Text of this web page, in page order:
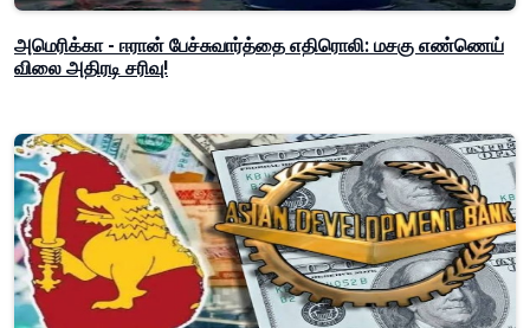
அமெரிக்கா - ஈரான் பேச்சுவார்த்தை எதிரொலி: மசகு எண்ணெய்
விலை அதிரடி சரிவு!